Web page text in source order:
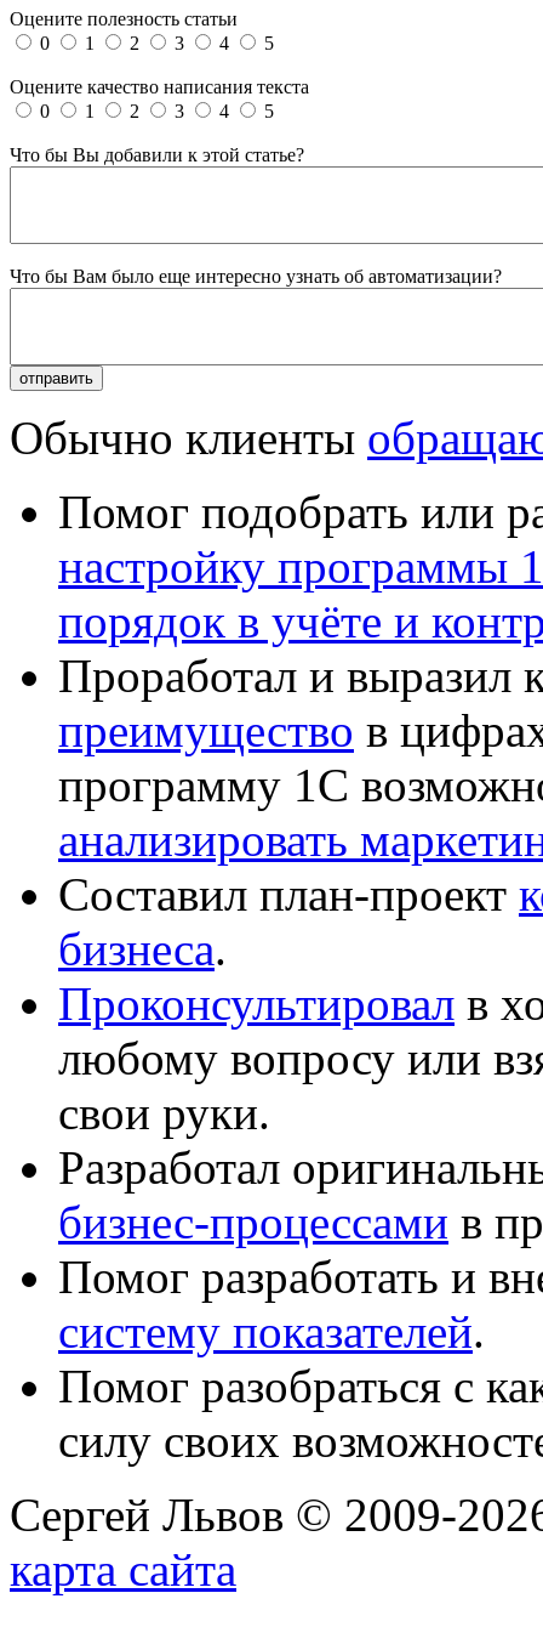
Оцените полезность статьи
0
1 2 3 4 5
Оцените качество написания текста
0
1 2 3 4 5
Что бы Вы добавили к этой статье?
Что бы Вам было еще интересно узнать об автоматизации?
Обычно клиенты
Помог подобрать или
настройку программы
порядок в учёте и
Проработал и выразил
преимущество в
программу 1С
анализировать
Составил план-проект
бизнеса.
Проконсультировал в
любому вопросу или
свои руки.
Разработал
бизнес-процессами в
Помог разработать и
систему показателей.
Помог разобраться с
силу своих
Сергей Львов © 2009-
карта сайта